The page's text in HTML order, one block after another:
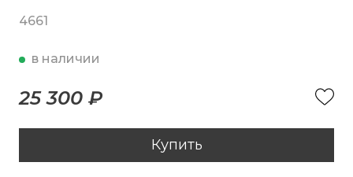
4661
в наличии
25 300 ₽
Купить